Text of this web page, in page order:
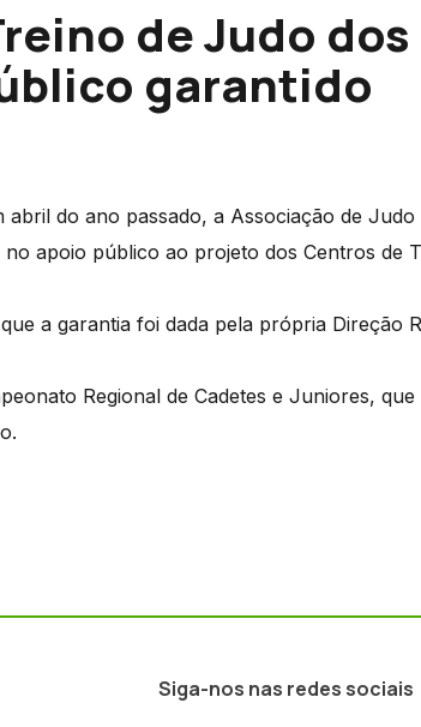
de Judo
garantido
abril do ano passado, a Associação de
apoio público ao projeto dos Centros de
a garantia foi dada pela própria Direção
Regional de Cadetes e Juniores,
Siga-nos nas redes sociais